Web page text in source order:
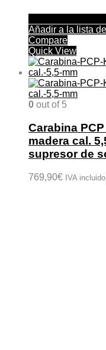
Añadir a la lista
Compare
Quick View
0 out of 5
Carabina
madera cal.
supresor de
769,90€ IVA incluido